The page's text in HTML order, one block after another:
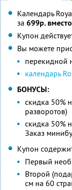
Календарь
за 699р.
Купон
Вы можете
перекидной
календарь
БОНУСЫ:
скидка 50%
разворотов)
скидка 50%
Заказ
Купон
Первый
Второй
см на 60